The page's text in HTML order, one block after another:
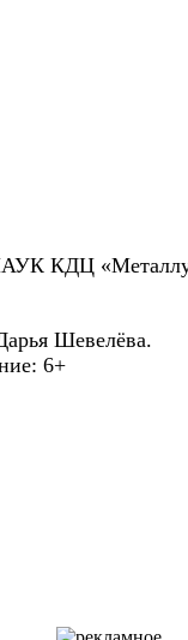
КДЦ
Шевелёва.
6+